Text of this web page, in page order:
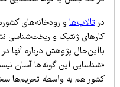
تالاب‌هاو رودخانه‌های کشورمان
ژنتیک و ریخت‌شناسی
پژوهش درباره آنها در
این گونه‌ها آسان نیست،
هم به واسطه تحریم‌ها سخت